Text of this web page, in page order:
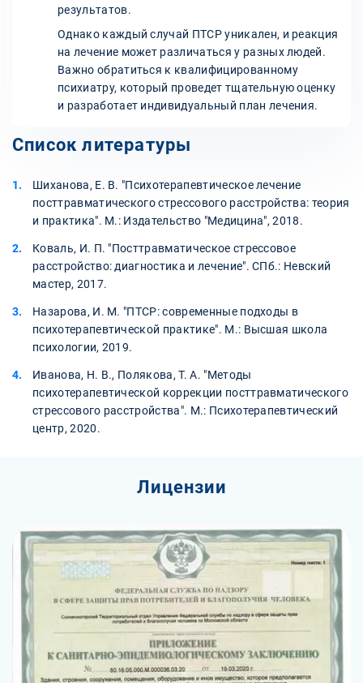
результатов.
Однако каждый случай ПТСР уникален, и реакция
на лечение может различаться у разных людей.
Важно обратиться к квалифицированному
психиатру, который проведет тщательную оценку
и разработает индивидуальный план лечения.
Список литературы
Шиханова, Е. В. "Психотерапевтическое лечение
посттравматического стрессового расстройства: теория
и практика". М.: Издательство "Медицина", 2018.
Коваль, И. П. "Посттравматическое стрессовое
расстройство: диагностика и лечение". СПб.: Невский
мастер, 2017.
Назарова, И. М. "ПТСР: современные подходы в
психотерапевтической практике". М.: Высшая школа
психологии, 2019.
Иванова, Н. В., Полякова, Т. А. "Методы
психотерапевтической коррекции посттравматического
стрессового расстройства". М.: Психотерапевтический
центр, 2020.
Лицензии